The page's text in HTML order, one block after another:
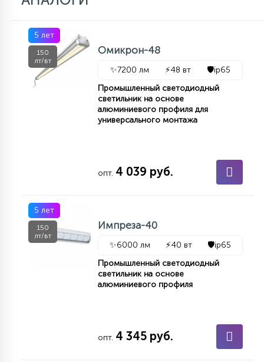
5 лет
150
лт/вт
Омикрон-48
✨7200 лм ⚡48 вт 🛡️ip65
Промышленный светодиодный
светильник на основе
алюминиевого профиля для
универсального монтажа
опт. 4 039 руб.
5 лет
150
лт/вт
Импреза-40
✨6000 лм ⚡40 вт 🛡️ip65
Промышленный светодиодный
светильник на основе
алюминиевого профиля
опт. 4 345 руб.